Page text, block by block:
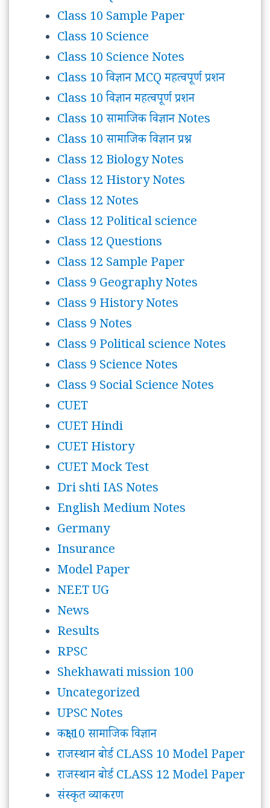
Class 10 Sample Paper
Class 10 Science
Class 10 Science Notes
Class 10 विज्ञान MCQ महत्वपूर्ण प्रशन
Class 10 विज्ञान महत्वपूर्ण प्रशन
Class 10 सामाजिक विज्ञान Notes
Class 10 सामाजिक विज्ञान प्रश्न
Class 12 Biology Notes
Class 12 History Notes
Class 12 Notes
Class 12 Political science
Class 12 Questions
Class 12 Sample Paper
Class 9 Geography Notes
Class 9 History Notes
Class 9 Notes
Class 9 Political science Notes
Class 9 Science Notes
Class 9 Social Science Notes
CUET
CUET Hindi
CUET History
CUET Mock Test
Dri shti IAS Notes
English Medium Notes
Germany
Insurance
Model Paper
NEET UG
News
Results
RPSC
Shekhawati mission 100
Uncategorized
UPSC Notes
कक्षा 10 सामाजिक विज्ञान
राजस्थान बोर्ड CLASS 10 Model Paper
राजस्थान बोर्ड CLASS 12 Model Paper
संस्कृत व्याकरण